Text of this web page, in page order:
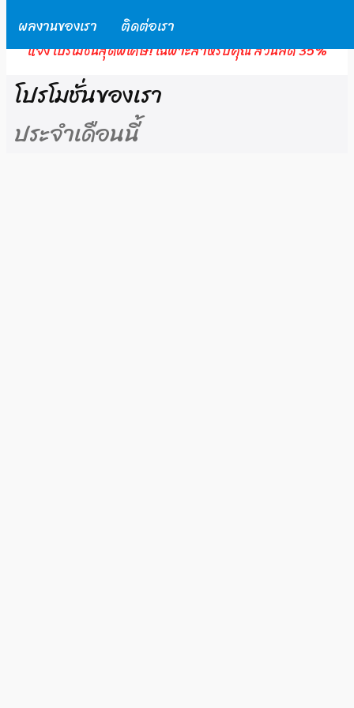
ผลงานของเรา ติดต่อเรา
ร้านของเรา คือที่ที่ดีที่สุดในการซื้อเครื่องออกกำลังกายกลาย
แจ้ง โปรโมชั่นสุดพิเศษ! เฉพาะสำหรับคุณ ส่วนลด 35%
โปรโมชั่นของเรา
ประจำเดือนนี้